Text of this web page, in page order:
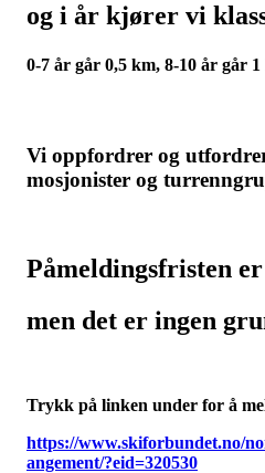
og i år kjører vi
0-7 år går 0,5 km, 8-10 år går
Vi oppfordrer og
mosjonister og
Påmeldingsfristen er
men det er ingen
Trykk på linken under for å
https://www.skiforbundet.no/
angement/?eid=320530